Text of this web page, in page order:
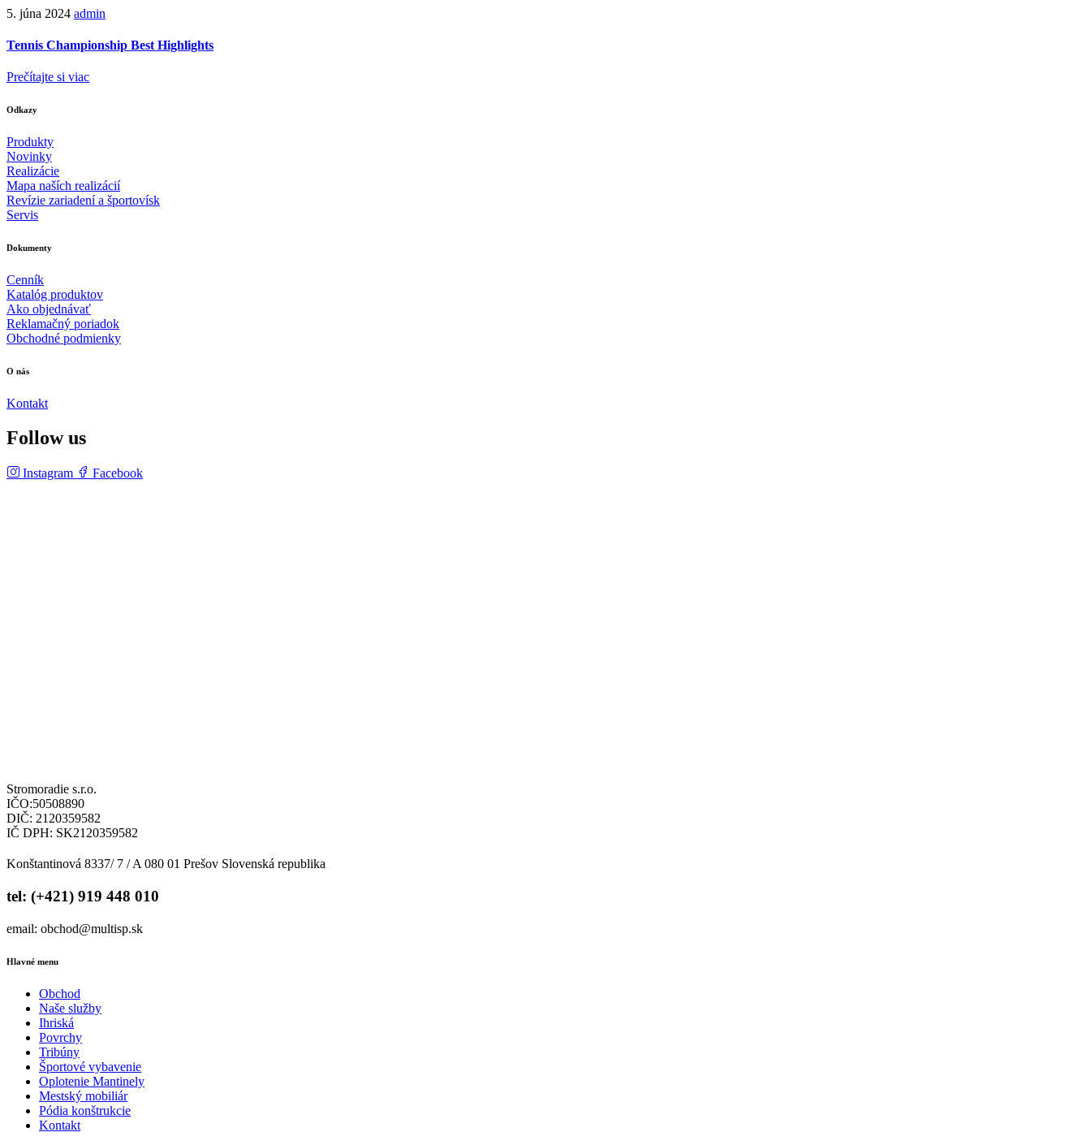
5. júna 2024 admin
Tennis Championship Best Highlights
Prečítajte si viac
Odkazy
Produkty
Novinky
Realizácie
Mapa naších realizácií
Revízie zariadení a športovísk
Servis
Dokumenty
Cenník
Katalóg produktov
Ako objednávať
Reklamačný poriadok
Obchodné podmienky
O nás
Kontakt
Follow us
Instagram Facebook
Stromoradie s.r.o.
IČO:50508890
DIČ: 2120359582
IČ DPH: SK2120359582
Konštantinová 8337/ 7 / A 080 01 Prešov Slovenská republika
tel: (+421) 919 448 010
email: obchod@multisp.sk
Hlavné menu
Obchod
Naše služby
Ihriská
Povrchy
Tribúny
Športové vybavenie
Oplotenie Mantinely
Mestský mobiliár
Pódia konštrukcie
Kontakt